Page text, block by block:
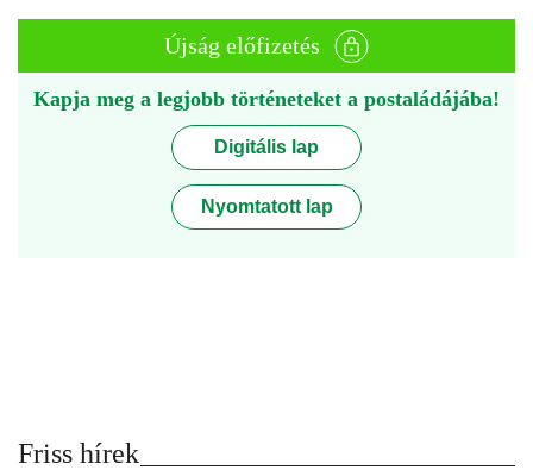
Újság előfizetés
Kapja meg a legjobb történeteket a postaládájába!
Digitális lap
Nyomtatott lap
Friss hírek